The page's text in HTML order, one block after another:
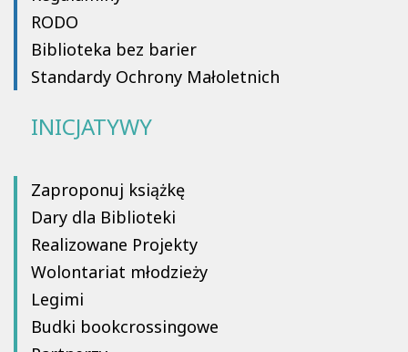
RODO
Biblioteka bez barier
Standardy Ochrony Małoletnich
INICJATYWY
Zaproponuj książkę
Dary dla Biblioteki
Realizowane Projekty
Wolontariat młodzieży
Legimi
Budki bookcrossingowe